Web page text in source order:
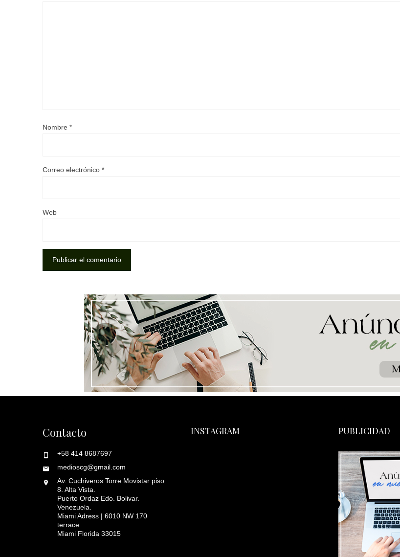
Nombre *
Correo electrónico *
Web
Contacto
+58 414 8687697
medioscg@gmail.com
Av. Cuchiveros Torre Movistar piso
8. Alta Vista.
Puerto Ordaz Edo. Bolivar.
Venezuela.
Miami Adress | 6010 NW 170
terrace
Miami Florida 33015
INSTAGRAM PUBLICIDAD